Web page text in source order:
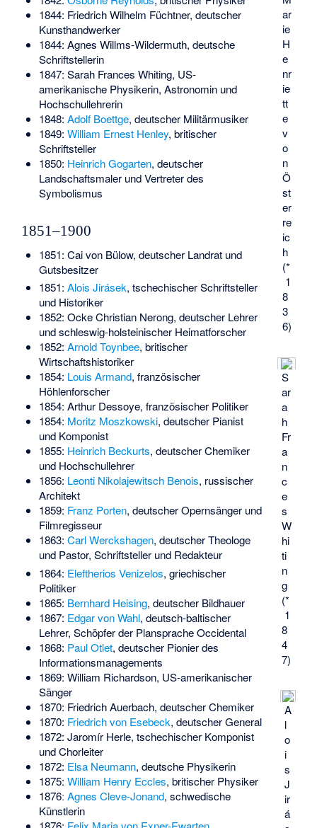
ar
ie
H
e
nr
ie
tt
e
v
o
n
Ö
st
er
re
ic
h
(*
1
8
3
6)
S
ar
a
h
Fr
a
n
c
e
s
W
hi
ti
n
g
(*
1
8
4
7)
1844: Friedrich Wilhelm Füchtner, deutscher
Kunsthandwerker
1844: Agnes Willms-Wildermuth, deutsche
Schriftstellerin
1847: Sarah Frances Whiting, US-
amerikanische Physikerin, Astronomin und
Hochschullehrerin
1848: Adolf Boettge, deutscher Militärmusiker
1849: William Ernest Henley, britischer
Schriftsteller
1850: Heinrich Gogarten, deutscher
Landschaftsmaler und Vertreter des
Symbolismus
1851–1900
1851: Cai von Bülow, deutscher Landrat und
Gutsbesitzer
A
l
o
i
s
J
ir
á
1851: Alois Jirásek, tschechischer Schriftsteller
und Historiker
1852: Ocke Christian Nerong, deutscher Lehrer
und schleswig-holsteinischer Heimatforscher
1852: Arnold Toynbee, britischer
Wirtschaftshistoriker
1854: Louis Armand, französischer
Höhlenforscher
1854: Arthur Dessoye, französischer Politiker
1854: Moritz Moszkowski, deutscher Pianist
und Komponist
1855: Heinrich Beckurts, deutscher Chemiker
und Hochschullehrer
1856: Leonti Nikolajewitsch Benois, russischer
Architekt
1859: Franz Porten, deutscher Opernsänger und
Filmregisseur
1863: Carl Werckshagen, deutscher Theologe
und Pastor, Schriftsteller und Redakteur
1864: Eleftherios Venizelos, griechischer
Politiker
1865: Bernhard Heising, deutscher Bildhauer
1867: Edgar von Wahl, deutsch-baltischer
Lehrer, Schöpfer der Plansprache Occidental
1868: Paul Otlet, deutscher Pionier des
Informationsmanagements
1869: William Richardson, US-amerikanischer
Sänger
1870: Friedrich Auerbach, deutscher Chemiker
1870: Friedrich von Esebeck, deutscher General
1872: Jaromír Herle, tschechischer Komponist
und Chorleiter
1872: Elsa Neumann, deutsche Physikerin
1875: William Henry Eccles, britischer Physiker
1876ː Agnes Cleve-Jonand, schwedische
Künstlerin